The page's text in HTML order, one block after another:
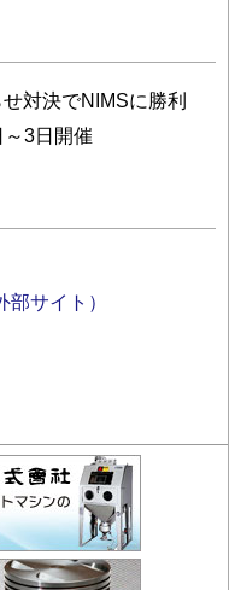
対決でNIMSに勝利
3日開催
サイト）